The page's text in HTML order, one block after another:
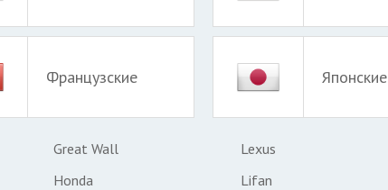
Французские Японские
Great Wall
Honda
Lexus
Lifan